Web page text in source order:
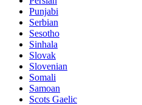
Punjabi
Serbian
Sesotho
Sinhala
Slovak
Slovenian
Somali
Samoan
Scots Gaelic